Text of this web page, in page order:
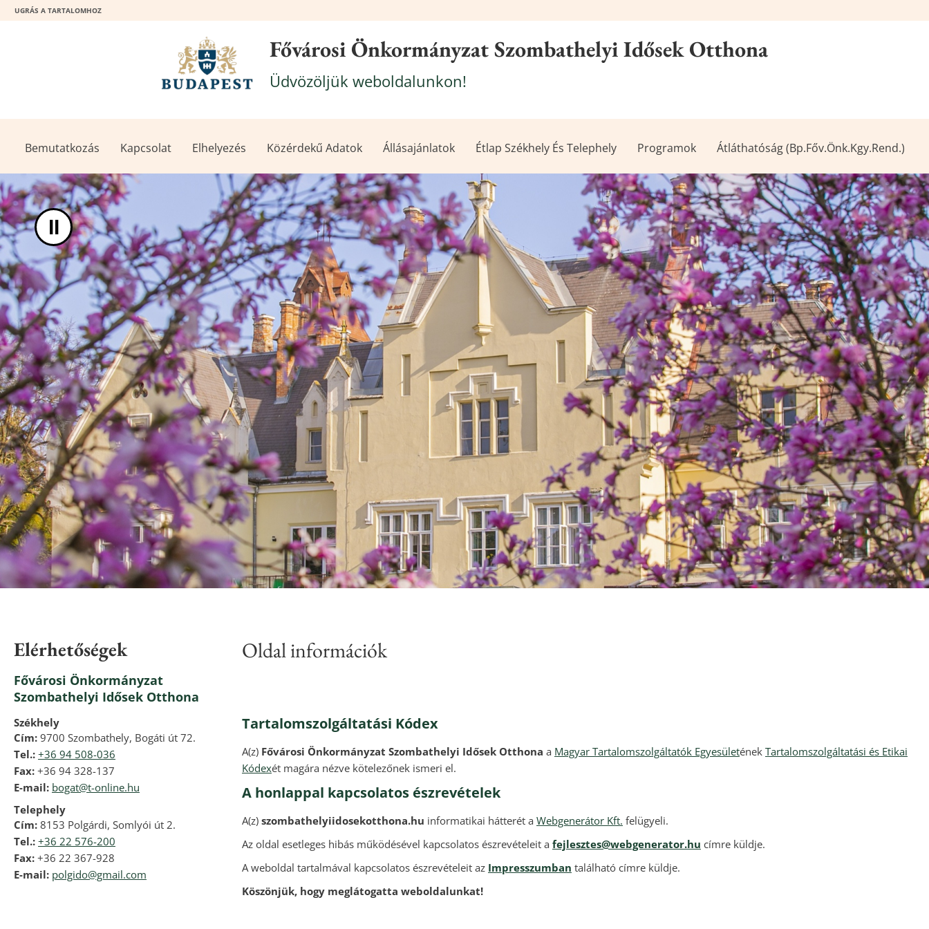
UGRÁS A TARTALOMHOZ
Fővárosi Önkormányzat Szombathelyi Idősek Otthona
Üdvözöljük weboldalunkon!
Bemutatkozás Kapcsolat Elhelyezés Közérdekű Adatok Állásajánlatok Étlap Székhely És Telephely Programok Átláthatóság (Bp.Főv.Önk.Kgy.rend.)
II
Elérhetőségek
Fővárosi Önkormányzat
Szombathelyi Idősek Otthona
Székhely
Cím: 9700 Szombathely, Bogáti út 72.
Tel.: +36 94 508-036
Fax: +36 94 328-137
E-mail: bogat@t-online.hu
Telephely
Cím: 8153 Polgárdi, Somlyói út 2.
Tel.: +36 22 576-200
Fax: +36 22 367-928
E-mail: polgido@gmail.com
Oldal információk
Tartalomszolgáltatási Kódex
A(z) Fővárosi Önkormányzat Szombathelyi Idősek Otthona a Magyar Tartalomszolgáltatók Egyesületének Tartalomszolgáltatási és Etikai
Kódexét magára nézve kötelezőnek ismeri el.
A honlappal kapcsolatos észrevételek
A(z) szombathelyiidosekotthona.hu informatikai hátterét a Webgenerátor Kft. felügyeli.
Az oldal esetleges hibás működésével kapcsolatos észrevételeit a fejlesztes@webgenerator.hu címre küldje.
A weboldal tartalmával kapcsolatos észrevételeit az Impresszumban található címre küldje.
Köszönjük, hogy meglátogatta weboldalunkat!